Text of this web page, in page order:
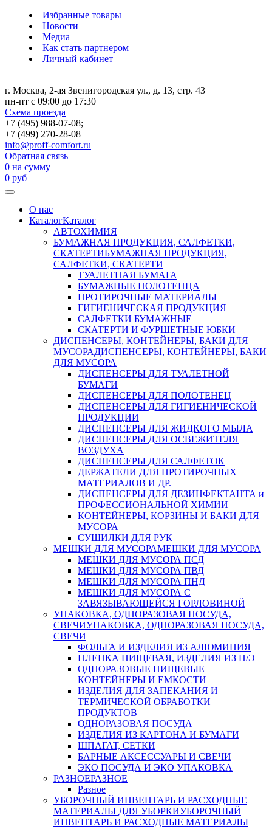
Избранные товары
Новости
Медиа
Как стать партнером
Личный кабинет
г. Москва, 2-ая Звенигородская ул., д. 13, стр. 43
пн-пт с 09:00 до 17:30
Схема проезда
+7 (495) 988-07-08;
+7 (499) 270-28-08
info@proff-comfort.ru
Обратная связь
0 на сумму
0 руб
О нас
КаталогКаталог
АВТОХИМИЯ
БУМАЖНАЯ ПРОДУКЦИЯ, САЛФЕТКИ,
СКАТЕРТИБУМАЖНАЯ ПРОДУКЦИЯ,
САЛФЕТКИ, СКАТЕРТИ
ТУАЛЕТНАЯ БУМАГА
БУМАЖНЫЕ ПОЛОТЕНЦА
ПРОТИРОЧНЫЕ МАТЕРИАЛЫ
ГИГИЕНИЧЕСКАЯ ПРОДУКЦИЯ
САЛФЕТКИ БУМАЖНЫЕ
СКАТЕРТИ И ФУРШЕТНЫЕ ЮБКИ
ДИСПЕНСЕРЫ, КОНТЕЙНЕРЫ, БАКИ ДЛЯ
МУСОРАДИСПЕНСЕРЫ, КОНТЕЙНЕРЫ, БАКИ
ДЛЯ МУСОРА
ДИСПЕНСЕРЫ ДЛЯ ТУАЛЕТНОЙ
БУМАГИ
ДИСПЕНСЕРЫ ДЛЯ ПОЛОТЕНЕЦ
ДИСПЕНСЕРЫ ДЛЯ ГИГИЕНИЧЕСКОЙ
ПРОДУКЦИИ
ДИСПЕНСЕРЫ ДЛЯ ЖИДКОГО МЫЛА
ДИСПЕНСЕРЫ ДЛЯ ОСВЕЖИТЕЛЯ
ВОЗДУХА
ДИСПЕНСЕРЫ ДЛЯ САЛФЕТОК
ДЕРЖАТЕЛИ ДЛЯ ПРОТИРОЧНЫХ
МАТЕРИАЛОВ И ДР.
ДИСПЕНСЕРЫ ДЛЯ ДЕЗИНФЕКТАНТА и
ПРОФЕССИОНАЛЬНОЙ ХИМИИ
КОНТЕЙНЕРЫ, КОРЗИНЫ И БАКИ ДЛЯ
МУСОРА
СУШИЛКИ ДЛЯ РУК
МЕШКИ ДЛЯ МУСОРАМЕШКИ ДЛЯ МУСОРА
МЕШКИ ДЛЯ МУСОРА ПСД
МЕШКИ ДЛЯ МУСОРА ПВД
МЕШКИ ДЛЯ МУСОРА ПНД
МЕШКИ ДЛЯ МУСОРА С
ЗАВЯЗЫВАЮЩЕЙСЯ ГОРЛОВИНОЙ
УПАКОВКА, ОДНОРАЗОВАЯ ПОСУДА,
СВЕЧИУПАКОВКА, ОДНОРАЗОВАЯ ПОСУДА,
СВЕЧИ
ФОЛЬГА И ИЗДЕЛИЯ ИЗ АЛЮМИНИЯ
ПЛЕНКА ПИЩЕВАЯ, ИЗДЕЛИЯ ИЗ П/Э
ОДНОРАЗОВЫЕ ПИЩЕВЫЕ
КОНТЕЙНЕРЫ И ЕМКОСТИ
ИЗДЕЛИЯ ДЛЯ ЗАПЕКАНИЯ И
ТЕРМИЧЕСКОЙ ОБРАБОТКИ
ПРОДУКТОВ
ОДНОРАЗОВАЯ ПОСУДА
ИЗДЕЛИЯ ИЗ КАРТОНА И БУМАГИ
ШПАГАТ, СЕТКИ
БАРНЫЕ АКСЕССУАРЫ И СВЕЧИ
ЭКО ПОСУДА И ЭКО УПАКОВКА
РАЗНОЕРАЗНОЕ
Разное
УБОРОЧНЫЙ ИНВЕНТАРЬ И РАСХОДНЫЕ
МАТЕРИАЛЫ ДЛЯ УБОРКИУБОРОЧНЫЙ
ИНВЕНТАРЬ И РАСХОДНЫЕ МАТЕРИАЛЫ